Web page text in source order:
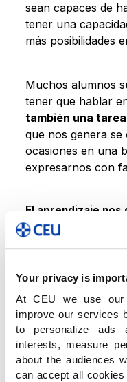
Your privacy is
At CEU we use our
improve our services
to personalize ads
interests, measure
about the audiences
can accept all
sean capaces de
tener una
más posibilidades
Muchos alumnos
tener que hablar
también una
que nos genera
ocasiones en una
expresarnos con
El aprendizaje nos
Para que barrera
formar a los niños
En el Colegio,
confianza en el
público y lo
juegos, teatros,